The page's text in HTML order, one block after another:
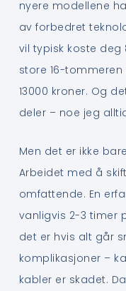
nyere modellene
av forbedret
vil typisk koste deg
store 16-
13000 kroner. Og
deler – noe jeg
Men det er ikke
Arbeidet med å
omfattende. En
vanligvis 2-3 timer
det er hvis alt går
komplikasjoner –
kabler er skadet.